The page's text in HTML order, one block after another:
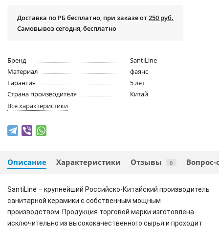
Доставка по РБ бесплатно, при заказе от250 руб.
Самовывоз сегодня, бесплатно
Бренд
SantiLine
Материал
фаянс
Гарантия
5 лет
Страна производителя
Китай
Все характеристики
Описание Характеристики Отзывы 0 Вопрос-
SantiLine – крупнейший Российско-Китайский производитель
санитарной керамики с собственным мощным
производством. Продукция торговой марки изготовлена
исключительно из высококачественного сырья и проходит